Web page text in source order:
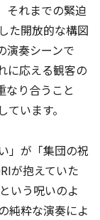
それまでの緊迫
た開放的な構図
演奏シーンで
に応える観客の
なり合うこと
います。
」が「集団の祝
が抱えていた
いう呪いのよ
純粋な演奏によ